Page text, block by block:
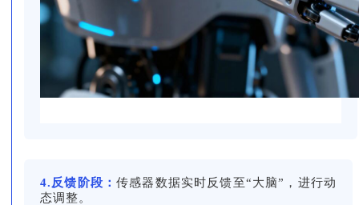
4.反馈阶段：传感器数据实时反馈至“大脑”，进行动
态调整。